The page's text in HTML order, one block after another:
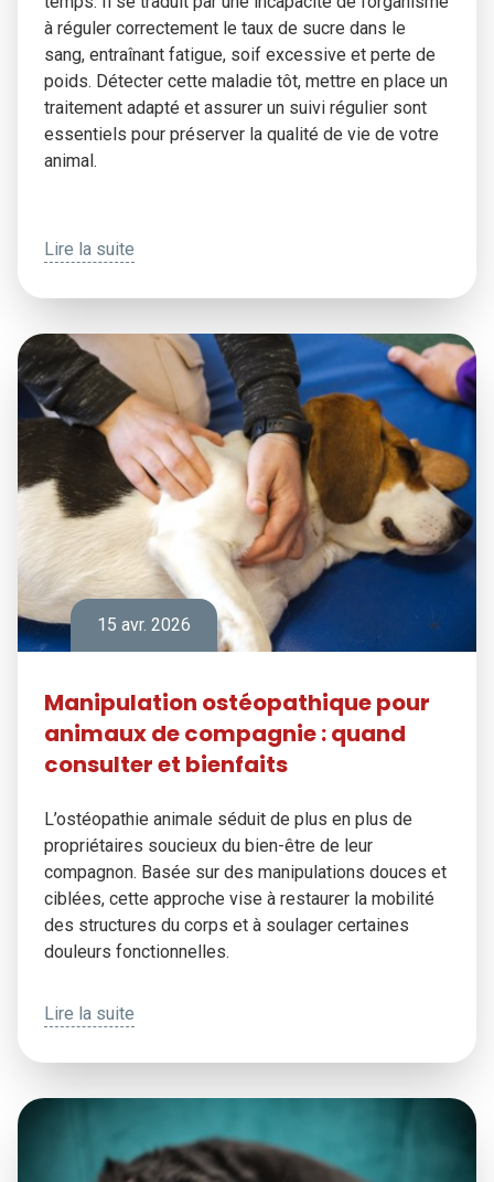
à réguler correctement le taux de sucre dans le
sang, entraînant fatigue, soif excessive et perte de
poids. Détecter cette maladie tôt, mettre en place un
traitement adapté et assurer un suivi régulier sont
essentiels pour préserver la qualité de vie de votre
animal.
Lire la suite
15 avr. 2026
Manipulation ostéopathique pour
animaux de compagnie : quand
consulter et bienfaits
L’ostéopathie animale séduit de plus en plus de
propriétaires soucieux du bien-être de leur
compagnon. Basée sur des manipulations douces et
ciblées, cette approche vise à restaurer la mobilité
des structures du corps et à soulager certaines
douleurs fonctionnelles.
Lire la suite